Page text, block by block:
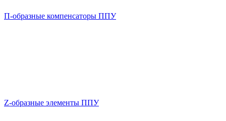
П-образные компенсаторы ППУ
Z-образные элементы ППУ